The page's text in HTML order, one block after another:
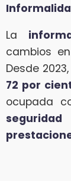
La
cambios en
Desde
72 por
ocupada